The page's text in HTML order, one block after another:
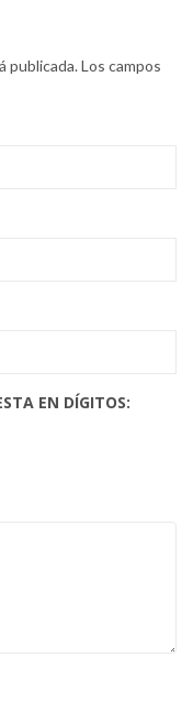
publicada.Los campos
EN DÍGITOS: